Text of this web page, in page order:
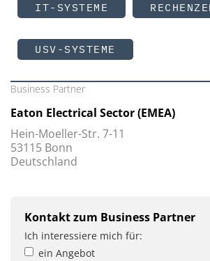
IT-SYSTEME
USV-SYSTEME
Business Partner
Eaton Electrical Sector (EMEA)
Hein-Moeller-Str. 7-11
53115 Bonn
Deutschland
Kontakt zum Business Partner
Ich interessiere mich für:
ein Angebot